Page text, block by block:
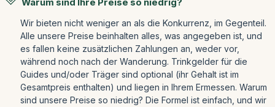
Warum sind Ihre Preise so niedrig?
Wir bieten nicht weniger an als die Konkurrenz, im Gegenteil.
Alle unsere Preise beinhalten alles, was angegeben ist, und
es fallen keine zusätzlichen Zahlungen an, weder vor,
während noch nach der Wanderung. Trinkgelder für die
Guides und/oder Träger sind optional (ihr Gehalt ist im
Gesamtpreis enthalten) und liegen in Ihrem Ermessen. Warum
sind unsere Preise so niedrig? Die Formel ist einfach, und wir